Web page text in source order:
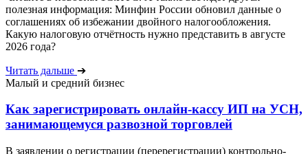
полезная информация: Минфин России обновил данные о
соглашениях об избежании двойного налогообложения.
Какую налоговую отчётность нужно представить в августе
2026 года?
Читать дальше ➔
Малый и средний бизнес
Как зарегистрировать онлайн-кассу ИП на УСН,
занимающемуся развозной торговлей
В заявлении о регистрации (перерегистрации) контрольно-